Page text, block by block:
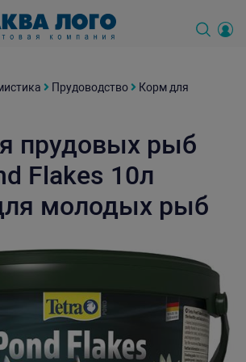
Прудоводство
Корм для
прудовых рыб
Flakes 10л
молодых рыб